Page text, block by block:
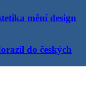
mění design
do českých